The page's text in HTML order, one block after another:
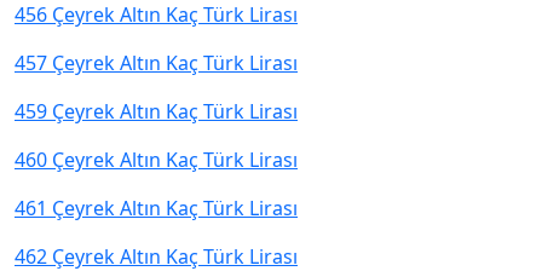
456 Çeyrek Altın Kaç Türk Lirası
457 Çeyrek Altın Kaç Türk Lirası
459 Çeyrek Altın Kaç Türk Lirası
460 Çeyrek Altın Kaç Türk Lirası
461 Çeyrek Altın Kaç Türk Lirası
462 Çeyrek Altın Kaç Türk Lirası